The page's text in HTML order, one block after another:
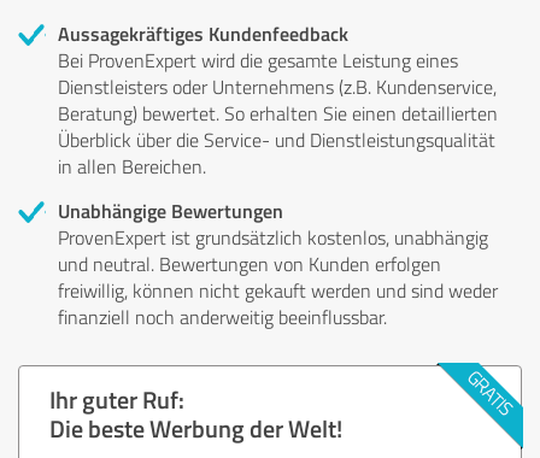
Aussagekräftiges Kundenfeedback
Bei ProvenExpert wird die gesamte Leistung eines
Dienstleisters oder Unternehmens (z.B. Kundenservice,
Beratung) bewertet. So erhalten Sie einen detaillierten
Überblick über die Service- und Dienstleistungsqualität
in allen Bereichen.
Unabhängige Bewertungen
ProvenExpert ist grundsätzlich kostenlos, unabhängig
und neutral. Bewertungen von Kunden erfolgen
freiwillig, können nicht gekauft werden und sind weder
finanziell noch anderweitig beeinflussbar.
Ihr guter Ruf:
Die beste Werbung der Welt!